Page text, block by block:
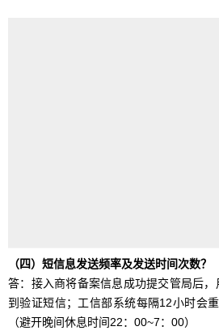
（四）短信息发送频率及发送时间次数？
答：接入商将备案信息成功提交管局后
到验证短信；工信部系统每隔12小时会
（避开晚间休息时间22：00~7：00）